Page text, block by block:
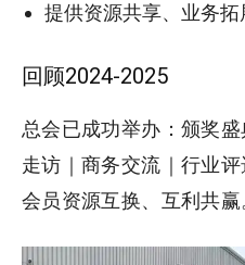
提供资源共享、业务
回顾2024-2025
总会已成功举办：颁奖
走访｜商务交流｜行业
会员资源互换、互利共赢